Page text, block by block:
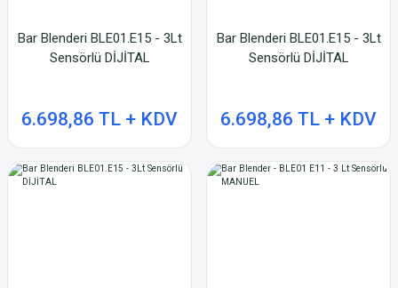
Bar Blenderi BLE01.E15 - 3Lt
Sensörlü DİJİTAL
6.698,86 TL + KDV
Bar Blenderi BLE01.E15 - 3Lt
Sensörlü DİJİTAL
6.698,86 TL + KDV